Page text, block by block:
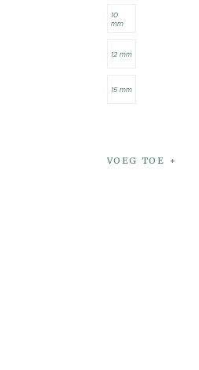
10
mm
12 mm
15 mm
VOEG TOE